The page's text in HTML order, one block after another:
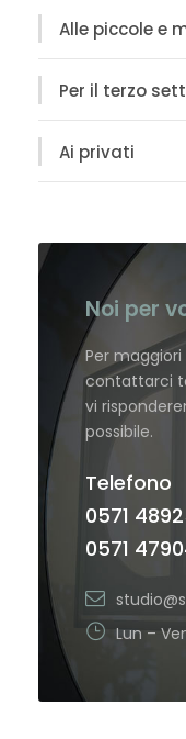
Alle piccole e
Per il terzo
Ai privati
Noi per
Per
contattarci
vi
possibile.
Telefono
0571
0571
Lun –